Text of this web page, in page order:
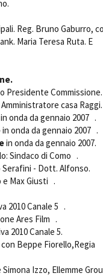
Reg. Bruno Gaburro,
Maria Teresa Ruta. E

Presidente
casa
onda da gennaio 2007 .
in onda da gennaio 2007 .
in onda da gennaio 2007.
Sindaco di Como .
Serafini - Dott. Alfonso.
Max Giusti .
2010 Canale 5 .
Ares Film .
2010 Canale 5.
Beppe Fiorello,Regia
Simona Izzo, Ellemme